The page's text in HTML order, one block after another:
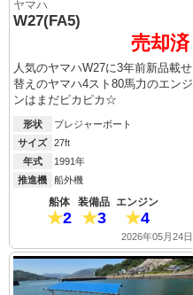
ヤマハ
W27(FA5)
売却済
人気のヤマハW27に3年前新品載せ
替えのヤマハ4スト80馬力のエンジ
ンはまだピカピカ☆
形状
プレジャーボート
サイズ
27ft
年式
1991年
推進機
船外機
船体
2
装備品
3
エンジン
4
2026年05月24日